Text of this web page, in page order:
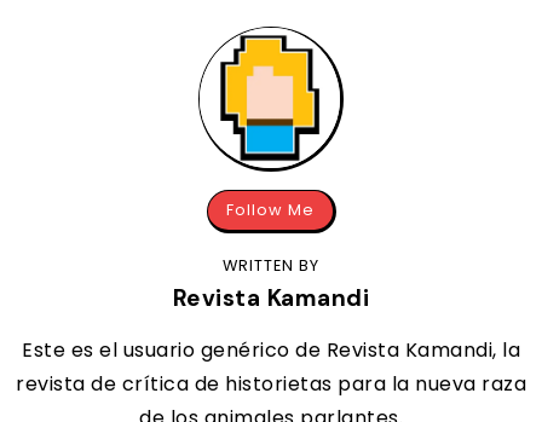
Follow Me
WRITTEN BY
Revista Kamandi
Este es el usuario genérico de Revista Kamandi, la
revista de crítica de historietas para la nueva raza